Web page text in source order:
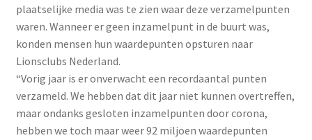
plaatselijke media was te zien waar deze verzamelpunten
waren. Wanneer er geen inzamelpunt in de buurt was,
konden mensen hun waardepunten opsturen naar
Lionsclubs Nederland.
“Vorig jaar is er onverwacht een recordaantal punten
verzameld. We hebben dat dit jaar niet kunnen overtreffen,
maar ondanks gesloten inzamelpunten door corona,
hebben we toch maar weer 92 miljoen waardepunten